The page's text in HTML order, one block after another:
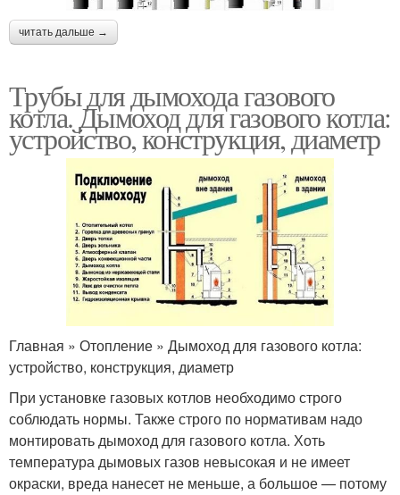
читать дальше →
Трубы для дымохода газового
котла. Дымоход для газового котла:
устройство, конструкция, диаметр
Главная » Отопление » Дымоход для газового котла:
устройство, конструкция, диаметр
При установке газовых котлов необходимо строго
соблюдать нормы. Также строго по нормативам надо
монтировать дымоход для газового котла. Хоть
температура дымовых газов невысокая и не имеет
окраски, вреда нанесет не меньше, а большое — потому